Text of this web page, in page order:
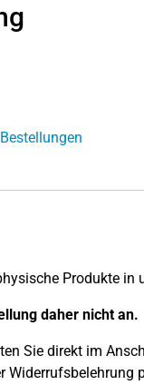
Produkte in
daher nicht an.
Sie direkt im